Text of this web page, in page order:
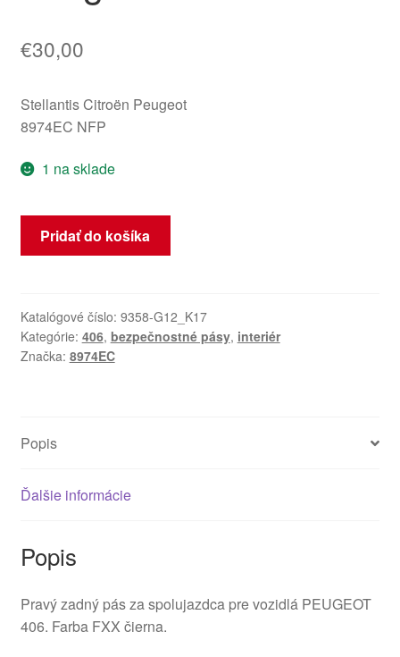
€30,00
Stellantis Citroën Peugeot
8974EC NFP
1 na sklade
množstvo
Pravý
Peugeot
406
8974EC
Pridať do košíka
Katalógové číslo: 9358-G12_K17
Kategórie: 406, bezpečnostné pásy, interiér
Značka: 8974EC
Popis
Ďalšie informácie
Popis
Pravý zadný pás za spolujazdca pre vozidlá PEUGEOT
406. Farba FXX čierna.